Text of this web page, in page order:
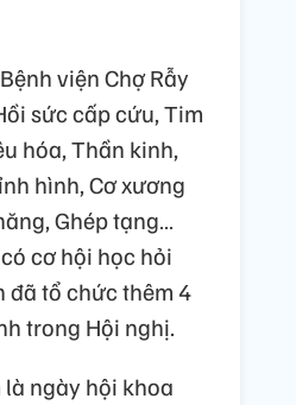
viện Chợ Rẫy
sức cấp cứu, Tim
hóa, Thần kinh,
hình, Cơ xương
Ghép tạng…
cơ hội học hỏi
đã tổ chức thêm 4
trong Hội nghị.
ngày hội khoa